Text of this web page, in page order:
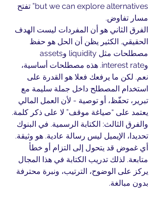
but we can explore alternatives” تفتح
مسار تفاوض.
الفرق الثاني هو أن المفردات ليست الهدف
الحقيقي. الكثير يظن أن الحل هو حفظ
وinterest rate. هذه مصطلحات أساسية،
نعم. لكن ما يرفعك فعلا هو القدرة على
استخدام المصطلح داخل جملة سليمة مع
تبرير، تحفّظ، أو توصية - لأن العمل المالي
يعتمد على “صياغة موقف” لا على ذكر كلمة.
والفرق الثالث: الكتابة الرسمية. في البنوك
تحديدا، الإيميل ليس رسالة عادية. هو وثيقة.
أي غموض قد يتحول إلى التزام أو خطأ
متابعة. لذلك تدريب الكتابة في هذا المجال
يركز على الوضوح، الترتيب، ونبرة محترفة
بدون مبالغة.